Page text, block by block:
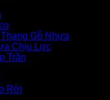
Gỗ Nhựa
Chịu Lực
Trần
Rời